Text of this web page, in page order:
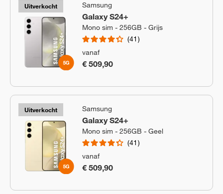
Uitverkocht Samsung
Galaxy S24+
Mono sim - 256GB - Grijs
41
vanaf
€ 509,90
Uitverkocht Samsung
Galaxy S24+
Mono sim - 256GB - Geel
41
vanaf
€ 509,90